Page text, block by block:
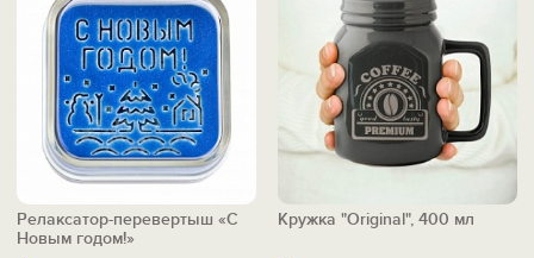
Релаксатор-перевертыш «С
Новым годом!»
Кружка "Original", 400 мл